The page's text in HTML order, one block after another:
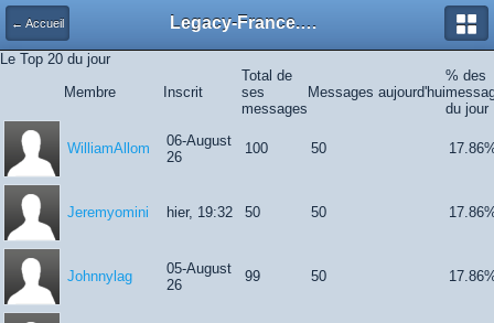
← Accueil Legacy-France.org - Forum
Le Top 20 du jour
Membre
Inscrit
Total de
ses
messages
Messages aujourd'hui
% des
du jour
WilliamAllom
06-August
26
100 50
Jeremyomini hier, 19:32 50 50
Johnnylag
05-August
26
99 50